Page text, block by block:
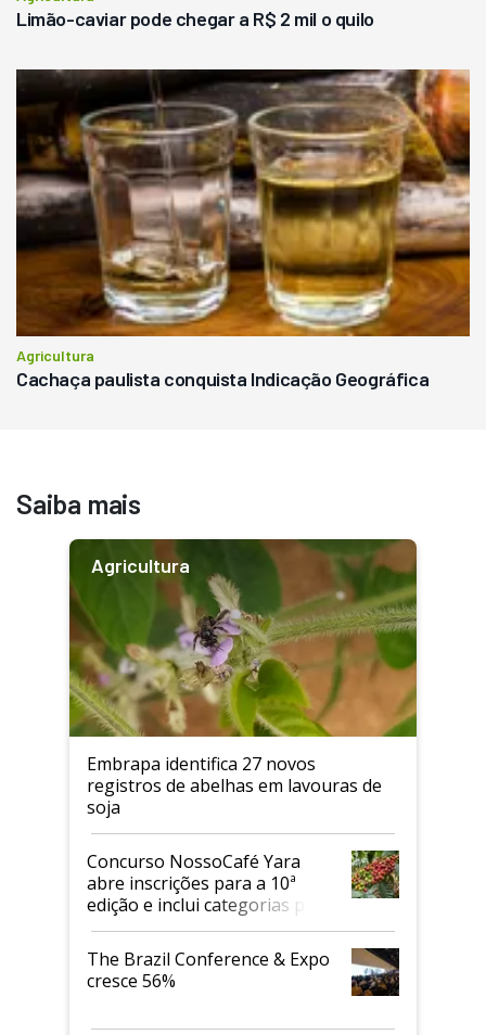
Limão-caviar pode chegar a R$ 2 mil o quilo
Agricultura
Cachaça paulista conquista Indicação Geográfica
Saiba mais
Agricultura
Embrapa identifica 27 novos
registros de abelhas em lavouras de
soja
Concurso NossoCafé Yara
abre inscrições para a 10ª
edição e inclui categorias para
cafés Canephora
The Brazil Conference & Expo
cresce 56%